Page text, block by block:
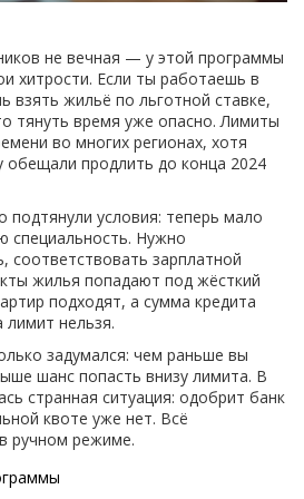
не вечная — у этой программы
хитрости. Если ты работаешь в
взять жильё по льготной ставке,
тянуть время уже опасно. Лимиты
во многих регионах, хотя
продлить до конца 2024
подтянули условия: теперь мало
специальность. Нужно
соответствовать зарплатной
жилья попадают под жёсткий
подходят, а сумма кредита
нельзя.
задумался: чем раньше вы
шанс попасть внизу лимита. В
странная ситуация: одобрит банк
квоте уже нет. Всё
ручном режиме.